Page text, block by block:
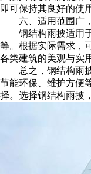
即可保持其良好的使
六、适用范围广，
钢结构雨披适用于
等。根据实际需求，
各类建筑的美观与实
总之，钢结构雨披
节能环保、维护方便
择。选择钢结构雨披